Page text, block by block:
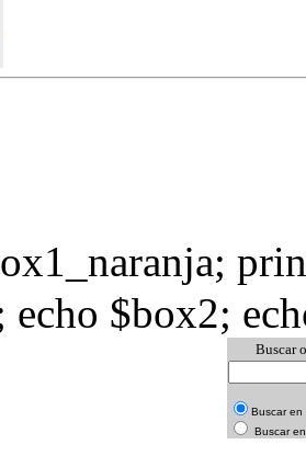
echo $box2;
Buscar
Buscar en
Buscar